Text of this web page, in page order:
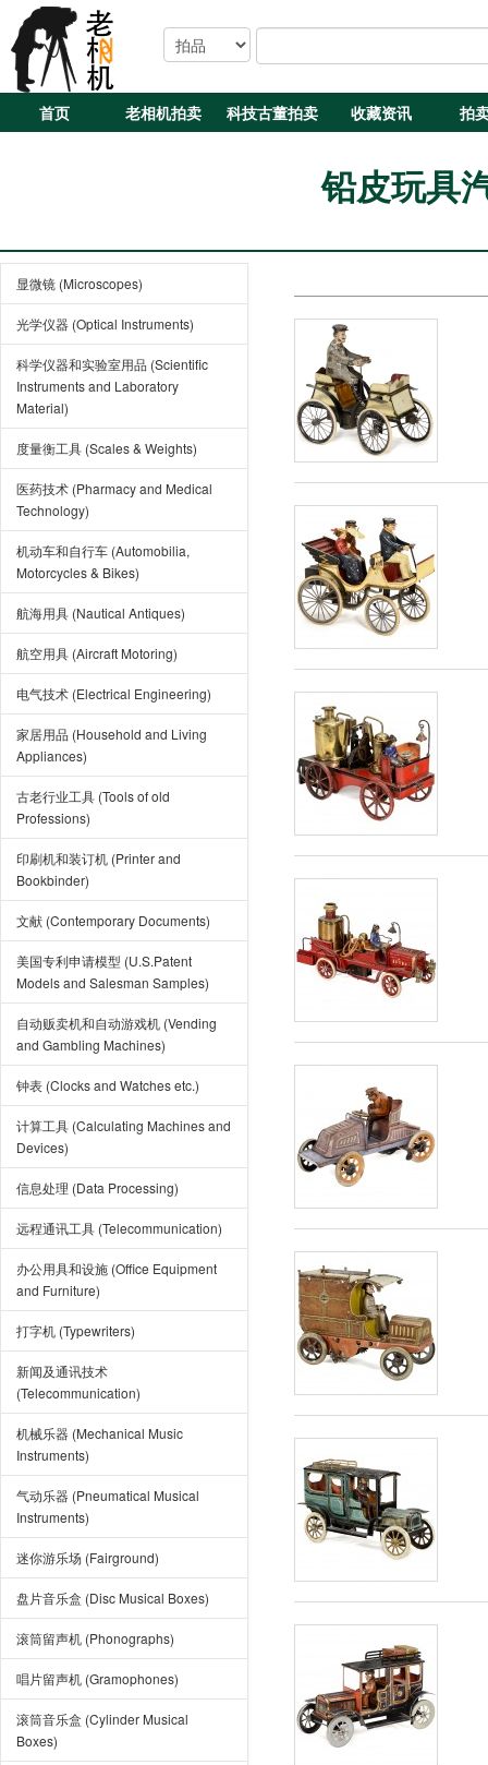
首页 老相机拍卖 科技古董拍卖 收藏资讯 拍
铅皮玩具
显微镜 (Microscopes)
光学仪器 (Optical Instruments)
科学仪器和实验室用品 (Scientific
Instruments and Laboratory
Material)
度量衡工具 (Scales & Weights)
医药技术 (Pharmacy and Medical
Technology)
机动车和自行车 (Automobilia,
Motorcycles & Bikes)
航海用具 (Nautical Antiques)
航空用具 (Aircraft Motoring)
电气技术 (Electrical Engineering)
家居用品 (Household and Living
Appliances)
古老行业工具 (Tools of old
Professions)
印刷机和装订机 (Printer and
Bookbinder)
文献 (Contemporary Documents)
美国专利申请模型 (U.S.Patent
Models and Salesman Samples)
自动贩卖机和自动游戏机 (Vending
and Gambling Machines)
钟表 (Clocks and Watches etc.)
计算工具 (Calculating Machines and
Devices)
信息处理 (Data Processing)
远程通讯工具 (Telecommunication)
办公用具和设施 (Office Equipment
and Furniture)
打字机 (Typewriters)
新闻及通讯技术
(Telecommunication)
机械乐器 (Mechanical Music
Instruments)
气动乐器 (Pneumatical Musical
Instruments)
迷你游乐场 (Fairground)
盘片音乐盒 (Disc Musical Boxes)
滚筒留声机 (Phonographs)
唱片留声机 (Gramophones)
滚筒音乐盒 (Cylinder Musical
Boxes)